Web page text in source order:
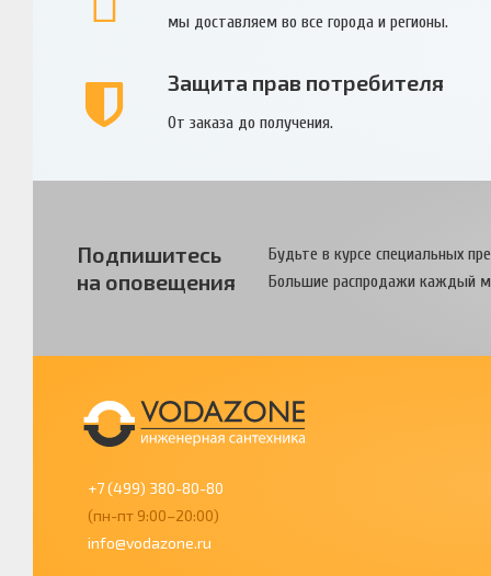
мы доставляем во все города и регионы.
Защита прав потребителя
От заказа до получения.
Подпишитесь
на оповещения
Будьте в курсе специальных
Большие распродажи каждый
+7 (499) 380-80-80
(пн-пт 9:00–20:00)
info@vodazone.ru